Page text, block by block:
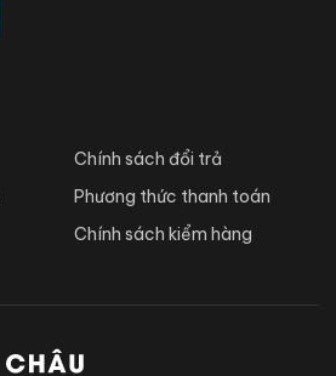
Chính sách đổi trả
Phương thức thanh toán
Chính sách kiểm hàng